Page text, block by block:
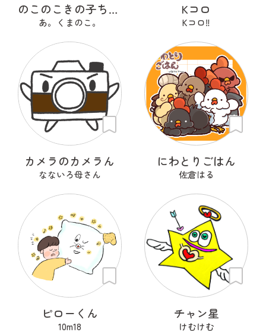
のこのこきの子ちゃん
あ。くまのこ。
Kコロ
Kコロ‼︎
カメラのカメラん
なないろ母さん
にわとりごはん
佐倉はる
ピローくん
10m18
チャン星
けむけむ